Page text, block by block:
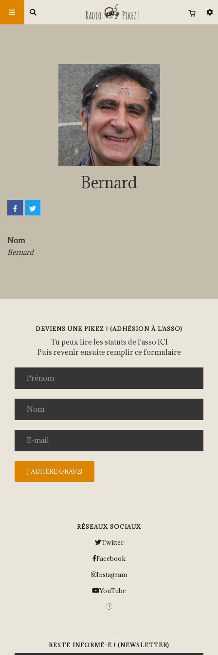
Bernard
Nom
Bernard
DEVIENS UNE PIKEZ ! (ADHÉSION À L’ASSO)
Tu peux lire les statuts de l'asso ICI
Puis revenir ensuite remplir ce formulaire
RÉSEAUX SOCIAUX
Twitter
Facebook
Instagram
YouTube
RESTE INFORMÉ-E ! (NEWSLETTER)